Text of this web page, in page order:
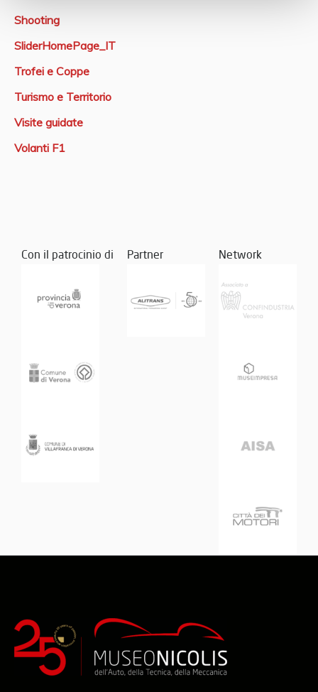
Shooting
SliderHomePage_IT
Trofei e Coppe
Turismo e Territorio
Visite guidate
Volanti F1
Con il patrocinio di Partner Network